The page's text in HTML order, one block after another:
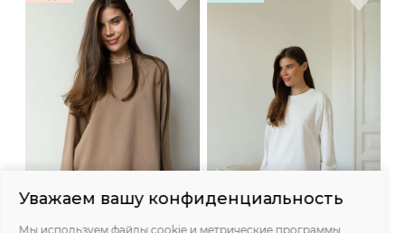
Уважаем вашу конфиденциальность
Мы используем файлы cookie и метрические программы,